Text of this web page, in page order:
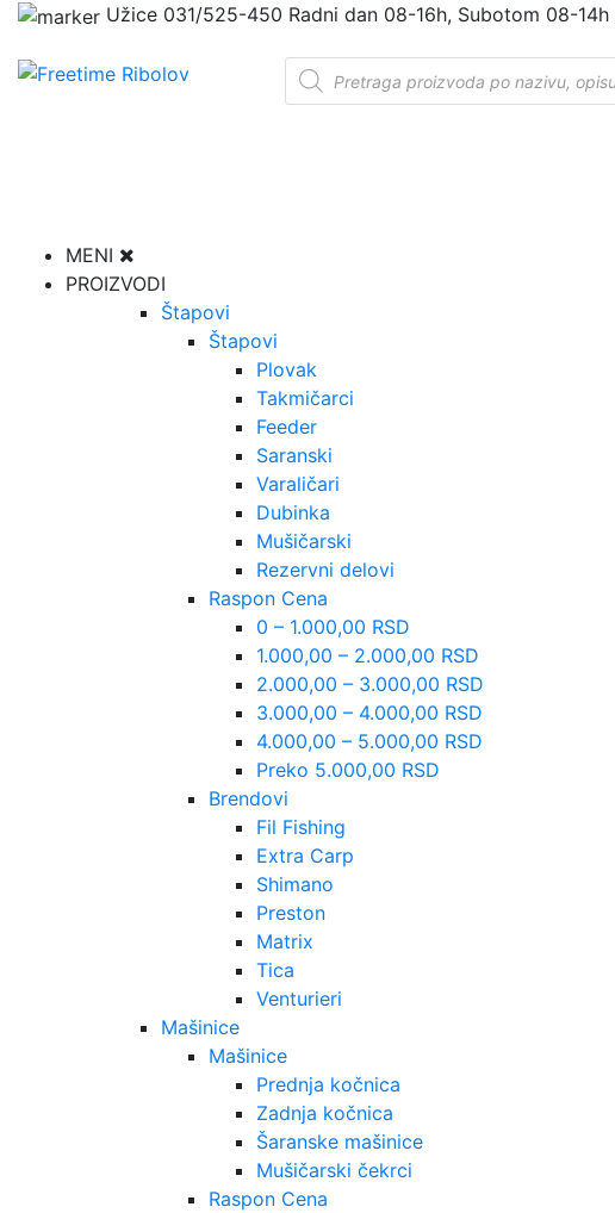
Užice 031/525-450 Radni dan 08-16h, Subotom 08-14h
Products
search
MENI
PROIZVODI
Štapovi
Štapovi
Plovak
Takmičarci
Feeder
Saranski
Varaličari
Dubinka
Mušičarski
Rezervni delovi
Raspon Cena
0 – 1.000,00 RSD
1.000,00 – 2.000,00 RSD
2.000,00 – 3.000,00 RSD
3.000,00 – 4.000,00 RSD
4.000,00 – 5.000,00 RSD
Preko 5.000,00 RSD
Brendovi
Fil Fishing
Extra Carp
Shimano
Preston
Matrix
Tica
Venturieri
Mašinice
Mašinice
Prednja kočnica
Zadnja kočnica
Šaranske mašinice
Mušičarski čekrci
Raspon Cena